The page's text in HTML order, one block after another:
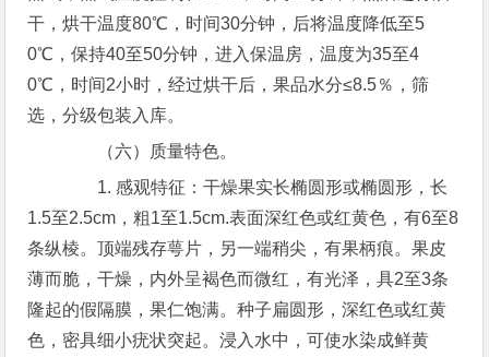
干，烘干温度80℃，时间30分钟，后将温度降低至5
0℃，保持40至50分钟，进入保温房，温度为35至4
0℃，时间2小时，经过烘干后，果品水分≤8.5％，筛
选，分级包装入库。
（六）质量特色。
1. 感观特征：干燥果实长椭圆形或椭圆形，长
1.5至2.5cm，粗1至1.5cm.表面深红色或红黄色，有6至8
条纵棱。顶端残存萼片，另一端稍尖，有果柄痕。果皮
薄而脆，干燥，内外呈褐色而微红，有光泽，具2至3条
隆起的假隔膜，果仁饱满。种子扁圆形，深红色或红黄
色，密具细小疣状突起。浸入水中，可使水染成鲜黄